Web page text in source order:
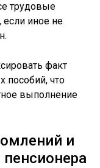
трудовые
иное не
факт
пособий, что
выполнение
и